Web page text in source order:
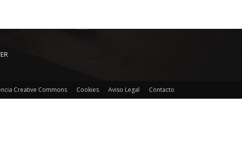
Creative Commons Cookies Aviso Legal Contacto